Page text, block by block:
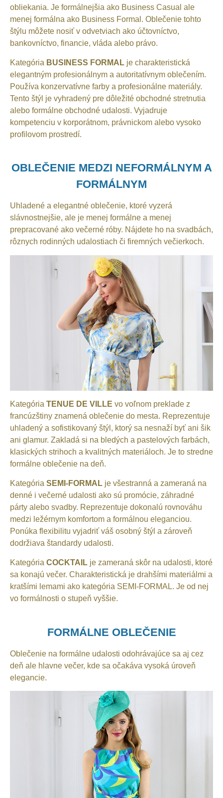
obliekania. Je formálnejšia ako Business Casual ale
menej formálna ako Business Formal. Oblečenie tohto
štýlu môžete nosiť v odvetviach ako účtovníctvo,
bankovníctvo, financie, vláda alebo právo.
Kategória BUSINESS FORMAL je charakteristická
elegantným profesionálnym a autoritatívnym oblečením.
Používa konzervatívne farby a profesionálne materiály.
Tento štýl je vyhradený pre dôležité obchodné stretnutia
alebo formálne obchodné udalosti. Vyjadruje
kompetenciu v korporátnom, právnickom alebo vysoko
profilovom prostredí.
OBLEČENIE MEDZI NEFORMÁLNYM A
FORMÁLNYM
Uhladené a elegantné oblečenie, ktoré vyzerá
slávnostnejšie, ale je menej formálne a menej
prepracované ako večerné róby. Nájdete ho na svadbách,
rôznych rodinných udalostiach či firemných večierkoch.
Kategória TENUE DE VILLE vo voľnom preklade z
francúzštiny znamená oblečenie do mesta. Reprezentuje
uhladený a sofistikovaný štýl, ktorý sa nesnaží byť ani šik
ani glamur. Zakladá si na bledých a pastelových farbách,
klasických strihoch a kvalitných materiáloch. Je to stredne
formálne oblečenie na deň.
Kategória SEMI-FORMAL je všestranná a zameraná na
denné i večerné udalosti ako sú promócie, záhradné
párty alebo svadby. Reprezentuje dokonalú rovnováhu
medzi ležérnym komfortom a formálnou eleganciou.
Ponúka flexibilitu vyjadriť váš osobný štýl a zároveň
dodržiava štandardy udalosti.
Kategória COCKTAIL je zameraná skôr na udalosti, ktoré
sa konajú večer. Charakteristická je drahšími materiálmi a
kratšími lemami ako kategória SEMI-FORMAL. Je od nej
vo formálnosti o stupeň vyššie.
FORMÁLNE OBLEČENIE
Oblečenie na formálne udalosti odohrávajúce sa aj cez
deň ale hlavne večer, kde sa očakáva vysoká úroveň
elegancie.